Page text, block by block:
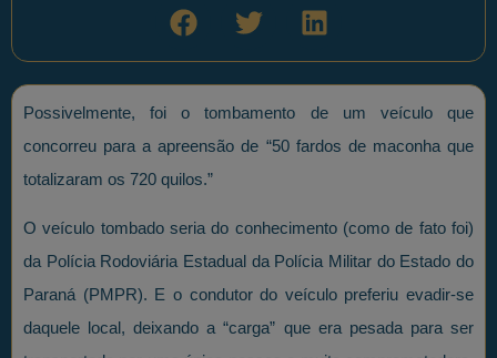
Possivelmente, foi o tombamento de um veículo que
concorreu para a apreensão de “50 fardos de maconha que
totalizaram os 720 quilos.”
O veículo tombado seria do conhecimento (como de fato foi)
da Polícia Rodoviária Estadual da Polícia Militar do Estado do
Paraná (PMPR). E o condutor do veículo preferiu evadir-se
daquele local, deixando a “carga” que era pesada para ser